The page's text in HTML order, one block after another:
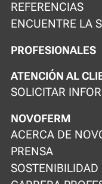
REFERENCIAS
ENCUENTRE LA
PROFESIONALES
ATENCIÓN AL
SOLICITAR
NOVOFERM
ACERCA DE
PRENSA
SOSTENIBILIDAD